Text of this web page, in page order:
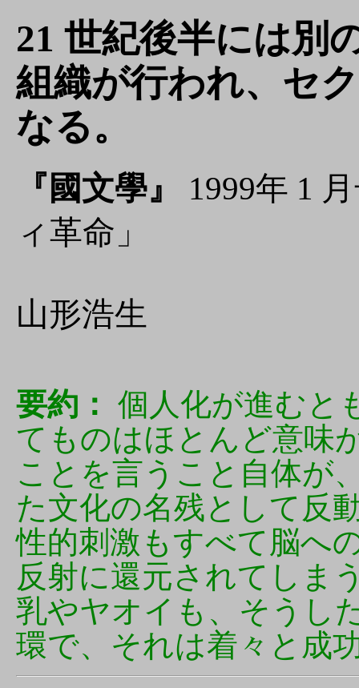
21 世紀後半には別
組織が行われ、セ
なる。
『國文學』
1999年 1
ィ革命」
山形浩生
要約： 個人化が進むと
てものはほとんど意味
ことを言うこと自体が
た文化の名残として反
性的刺激もすべて脳へ
反射に還元されてしま
乳やヤオイも、そうし
環で、それは着々と成